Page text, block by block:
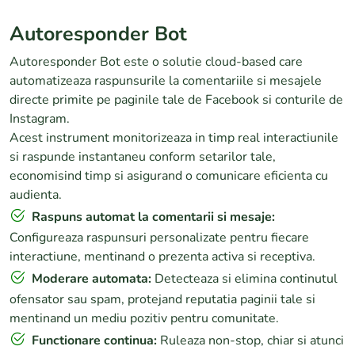
Autoresponder Bot
Autoresponder Bot este o solutie cloud-based care
automatizeaza raspunsurile la comentariile si mesajele
directe primite pe paginile tale de Facebook si conturile de
Instagram.
Acest instrument monitorizeaza in timp real interactiunile
si raspunde instantaneu conform setarilor tale,
economisind timp si asigurand o comunicare eficienta cu
audienta.
Raspuns automat la comentarii si mesaje:
Configureaza raspunsuri personalizate pentru fiecare
interactiune, mentinand o prezenta activa si receptiva.
Moderare automata: Detecteaza si elimina continutul
ofensator sau spam, protejand reputatia paginii tale si
mentinand un mediu pozitiv pentru comunitate.
Functionare continua: Ruleaza non-stop, chiar si atunci